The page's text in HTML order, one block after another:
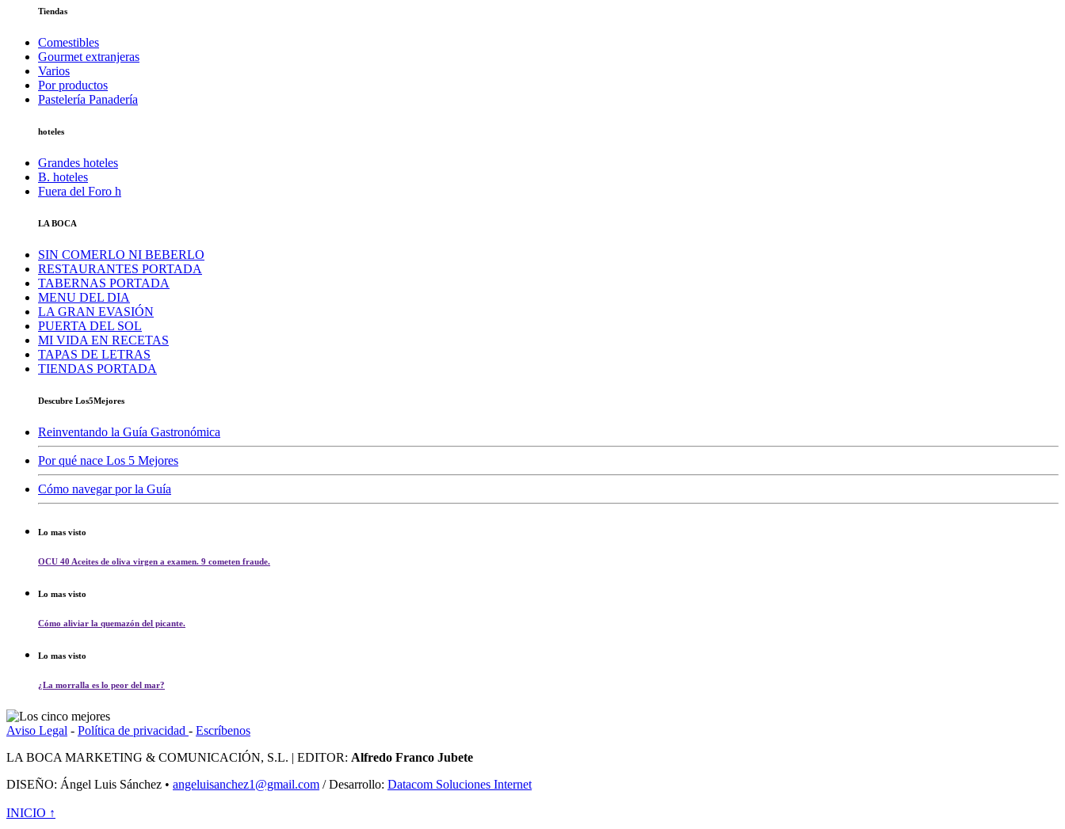
Tiendas
Comestibles
Gourmet extranjeras
Varios
Por productos
Pastelería Panadería
hoteles
Grandes hoteles
B. hoteles
Fuera del Foro h
LA BOCA
SIN COMERLO NI BEBERLO
RESTAURANTES PORTADA
TABERNAS PORTADA
MENU DEL DIA
LA GRAN EVASIÓN
PUERTA DEL SOL
MI VIDA EN RECETAS
TAPAS DE LETRAS
TIENDAS PORTADA
Descubre Los5Mejores
Reinventando la Guía Gastronómica
Por qué nace Los 5 Mejores
Cómo navegar por la Guía
Lo mas visto
OCU 40 Aceites de oliva virgen a examen. 9 cometen fraude.
Lo mas visto
Cómo aliviar la quemazón del picante.
Lo mas visto
¿La morralla es lo peor del mar?
Aviso Legal - Política de privacidad - Escríbenos
LA BOCA MARKETING & COMUNICACIÓN, S.L. | EDITOR: Alfredo Franco Jubete
DISEÑO: Ángel Luis Sánchez • angeluisanchez1@gmail.com / Desarrollo: Datacom Soluciones Internet
INICIO ↑